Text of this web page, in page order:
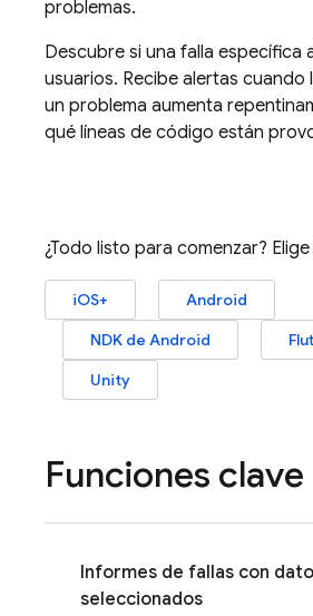
problemas.
Descubre si una falla específica
usuarios. Recibe alertas cuando
un problema aumenta
qué líneas de código están
¿Todo listo para comenzar?
iOS+
Android
NDK de Android
Unity
Funciones clave
Informes de fallas con
seleccionados